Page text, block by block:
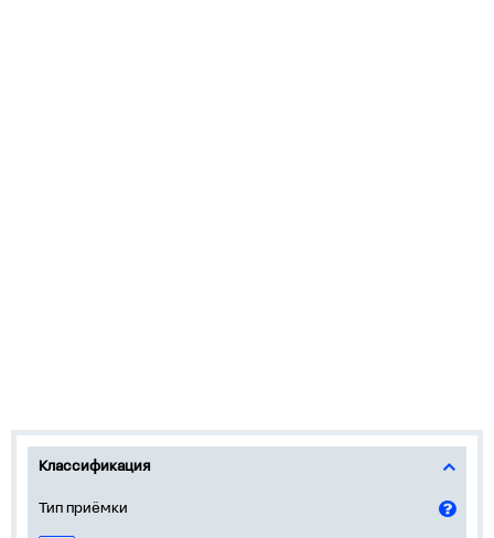
Классификация
Тип приёмки